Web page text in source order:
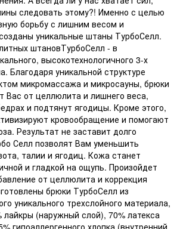
следовать этому?! Именно с целью
борьбу с лишним весом и
уникальные штаны ТурбоСелл.
штановТурбоСелл - в
высокотехнологичного 3-х
Благодаря уникальной структуре
микромассажа и микросауны, брюки
Вас от целлюлита и лишнего веса,
и подтянут ягодицы. Кроме этого,
кровообращение и помогают
Результат не заставит долго
Селл позволят Вам уменьшить
талии и ягодиц. Кожа станет
и гладкой на ощупь. Произойдет
от целлюлита и коррекция
брюки ТурбоСелл из
уникального трехслойного материала,
лайкры (наружный слой), 70% латекса
гипоаллергенного хлопка (внутренний